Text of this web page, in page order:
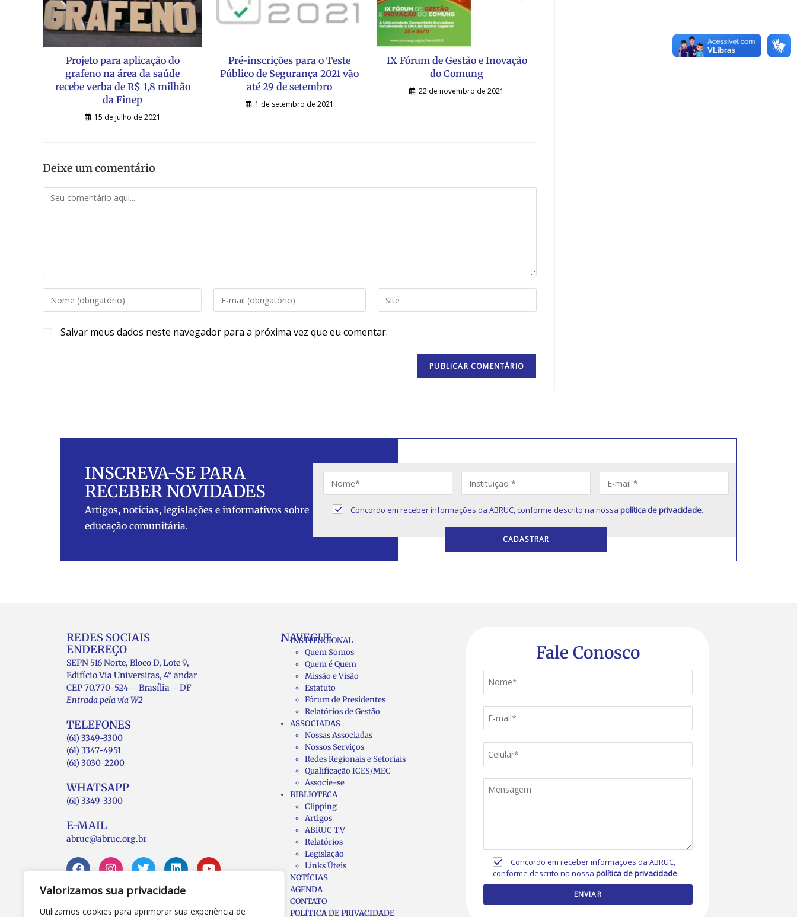
Valorizamos sua privacidade
Utilizamos cookies para aprimorar sua experiência de
Projeto para aplicação do
grafeno na área da saúde
recebe verba de R$ 1,8 milhão
da Finep
15 de julho de 2021
Pré-inscrições para o Teste
Público de Segurança 2021 vão
até 29 de setembro
1 de setembro de 2021
IX Fórum de Gestão e Inovação
do Comung
22 de novembro de 2021
Deixe um comentário
Salvar meus dados neste navegador para a próxima vez que eu comentar.
INSCREVA-SE PARA
RECEBER NOVIDADES
Artigos, notícias, legislações e informativos sobre
educação comunitária.
Concordo em receber informações da ABRUC, conforme descrito na nossapolítica de privacidade.
REDES SOCIAIS
ENDEREÇO
SEPN 516 Norte, Bloco D, Lote 9,
Edifício Via Universitas, 4° andar
CEP 70.770-524 – Brasília – DF
Entrada pela via W2
TELEFONES
(61) 3349-3300
(61) 3347-4951
(61) 3030-2200
WHATSAPP
(61) 3349-3300
E-MAIL
abruc@abruc.org.br
NAVEGUE
INSTITUCIONAL
Quem Somos
Quem é Quem
Missão e Visão
Estatuto
Fórum de Presidentes
Relatórios de Gestão
ASSOCIADAS
Nossas Associadas
Nossos Serviços
Redes Regionais e Setoriais
Qualificação ICES/MEC
Associe-se
BIBLIOTECA
Clipping
Artigos
ABRUC TV
Relatórios
Legislação
Links Úteis
NOTÍCIAS
AGENDA
CONTATO
POLÍTICA DE PRIVACIDADE
Fale Conosco
Concordo em receber informações da ABRUC,
conforme descrito na nossa política de privacidade.